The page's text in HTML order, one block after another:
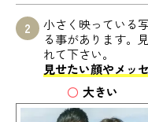
小さく映っている
る事があります。
れて下さい。
見せたい顔やメッ
大きい